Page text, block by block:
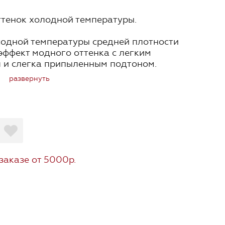
холодной температуры.
температуры средней плотности
модного оттенка с легким
слегка припыленным подтоном.
для создания сложных холодных
можно регулировать добавлением
Sun Glow. Не рекомендуется
губах.
развернуть
от 5000р.